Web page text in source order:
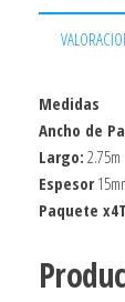
Medidas
Ancho de
Largo: 2.75m
Espesor
Paquete